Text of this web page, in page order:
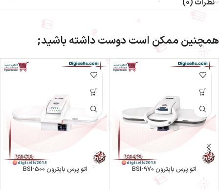
نظرات (0)
همچنین ممکن است دوست داشته باشید;
اتو پرس بایترون BSI-970 اتو پرس بایترون BSI-500